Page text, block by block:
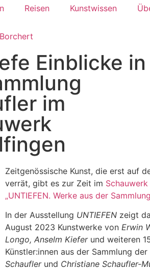
Reisen Kunstwissen
Einblicke in
im
Zeitgenössische Kunst, die erst auf
verrät, gibt es zur Zeit im
„UNTIEFEN. Werke aus der
In der Ausstellung UNTIEFEN zeigt
August 2023 Kunstwerke von Erwin
Longo, Anselm Kieferund weiteren
Künstler:innen aus der Sammlung
Schauflerund Christiane Schaufler-